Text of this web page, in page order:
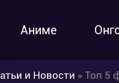
Аниме
и Новости » Топ 5